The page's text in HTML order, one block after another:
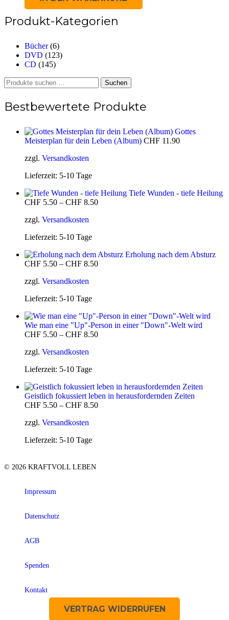
Produkt-Kategorien
Bücher (6)
DVD (123)
CD (145)
Suchen
nach:
Suchen
Bestbewertete Produkte
Gottes
Meisterplan für dein Leben (Album) CHF 11.90
zzgl. Versandkosten
Lieferzeit: 5-10 Tage
Tiefe Wunden - tiefe Heilung
CHF 5.50 – CHF 8.50
zzgl. Versandkosten
Lieferzeit: 5-10 Tage
Erholung nach dem Absturz
CHF 5.50 – CHF 8.50
zzgl. Versandkosten
Lieferzeit: 5-10 Tage
Wie man eine "Up"-Person in einer "Down"-Welt wird
CHF 5.50 – CHF 8.50
zzgl. Versandkosten
Lieferzeit: 5-10 Tage
Geistlich fokussiert leben in herausfordernden Zeiten
CHF 5.50 – CHF 8.50
zzgl. Versandkosten
Lieferzeit: 5-10 Tage
© 2026 KRAFTVOLL LEBEN
Impressum
Datenschutz
AGB
Spenden
Kontakt
VERTRAG WIDERRUFEN